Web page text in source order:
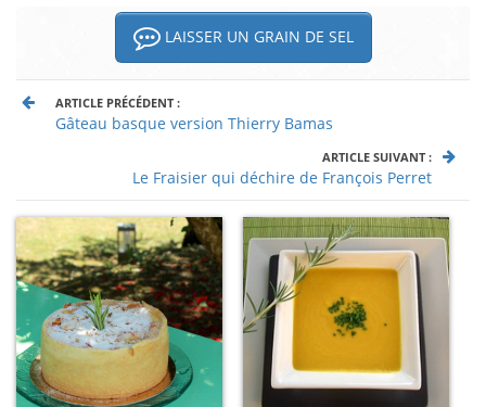
LAISSER UN GRAIN DE SEL
ARTICLE PRÉCÉDENT :
Gâteau basque version Thierry Bamas
ARTICLE SUIVANT :
Le Fraisier qui déchire de François Perret